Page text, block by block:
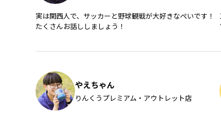
実は関西人で、サッカーと野球観戦が大好きなぺいです！
たくさんお話ししましょう！
やえちゃん
りんくうプレミアム・アウトレット店